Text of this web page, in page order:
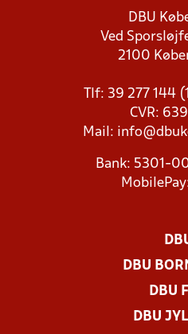
DBU
Ved
2100
Tlf: 39 277 144
CVR:
Mail:
Bank: 5301-
DBU
DBU
DBU